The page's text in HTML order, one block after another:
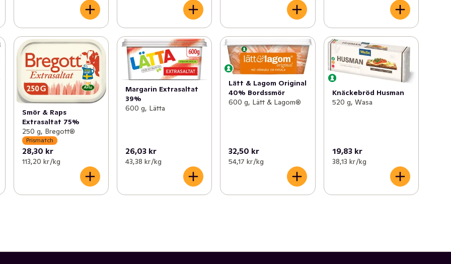
Smör & Raps
Extrasaltat 75%
250 g, Bregott®
Prismatch
28,30 kr
113,20 kr /kg
Margarin Extrasaltat
39%
600 g, Lätta
26,03 kr
43,38 kr /kg
Lätt & Lagom Original
40% Bordssmör
600 g, Lätt & Lagom®
32,50 kr
54,17 kr /kg
Knäckebröd Husman
520 g, Wasa
19,83 kr
38,13 kr /kg